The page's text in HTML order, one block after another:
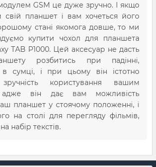
GSM це дуже зручно. І якщо
планшет і вам хочеться його
стані якомога довше, то ми
купити чохол для планшета
TAB P1000. Цей аксесуар не дасть
розбитись при падінні,
в сумці, і при цьому він істотно
користування вашим
адже він дає вам можливість
планшет у стоячому положенні, і
на столі для перегляду фільмів,
набір текстів.